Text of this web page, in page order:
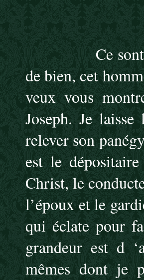
Ce
de bien, cet
veux vous
Joseph. Je
relever son
est le
Christ, le
l’époux et le
qui éclate pour
grandeur est d
mêmes dont je